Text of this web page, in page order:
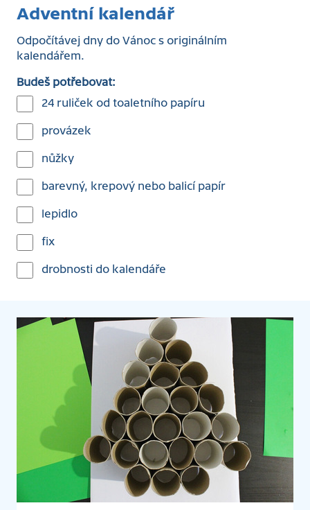
Adventní kalendář
Odpočítávej dny do Vánoc s originálním
kalendářem.
Budeš potřebovat:
24 ruliček od toaletního papíru
provázek
nůžky
barevný, krepový nebo balicí papír
lepidlo
fix
drobnosti do kalendáře